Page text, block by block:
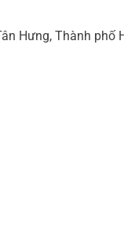
Hưng, Thành phố